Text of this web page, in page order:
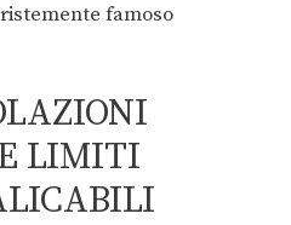
famoso
LIMITI